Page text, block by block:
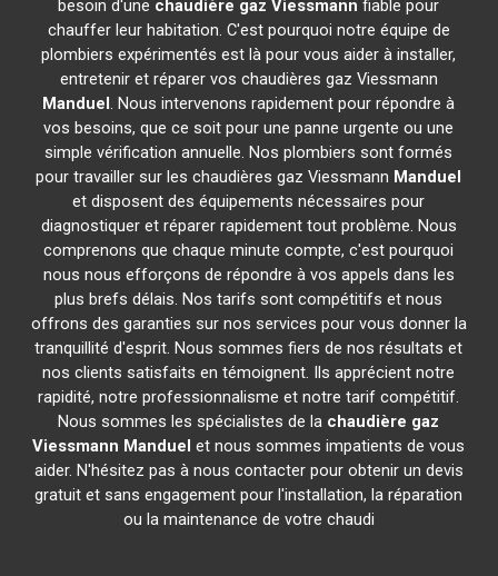
besoin d'une chaudière gaz Viessmann fiable pour
chauffer leur habitation. C'est pourquoi notre équipe de
plombiers expérimentés est là pour vous aider à installer,
entretenir et réparer vos chaudières gaz Viessmann
Manduel. Nous intervenons rapidement pour répondre à
vos besoins, que ce soit pour une panne urgente ou une
simple vérification annuelle. Nos plombiers sont formés
pour travailler sur les chaudières gaz Viessmann Manduel
et disposent des équipements nécessaires pour
diagnostiquer et réparer rapidement tout problème. Nous
comprenons que chaque minute compte, c'est pourquoi
nous nous efforçons de répondre à vos appels dans les
plus brefs délais. Nos tarifs sont compétitifs et nous
offrons des garanties sur nos services pour vous donner la
tranquillité d'esprit. Nous sommes fiers de nos résultats et
nos clients satisfaits en témoignent. Ils apprécient notre
rapidité, notre professionnalisme et notre tarif compétitif.
Nous sommes les spécialistes de la chaudière gaz
Viessmann Manduel et nous sommes impatients de vous
aider. N'hésitez pas à nous contacter pour obtenir un devis
gratuit et sans engagement pour l'installation, la réparation
ou la maintenance de votre chaudi